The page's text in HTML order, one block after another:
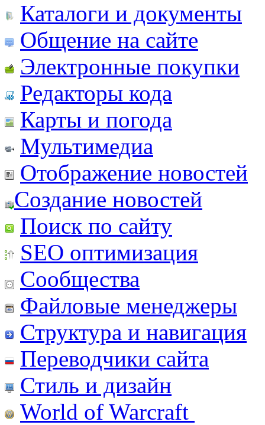
Каталоги и документы
Общение на сайте
Электронные покупки
Редакторы кода
Карты и погода
Мультимедиа
Отображение новостей
Создание новостей
Поиск по сайту
SEO оптимизация
Сообщества
Файловые менеджеры
Структура и навигация
Переводчики сайта
Стиль и дизайн
World of Warcraft